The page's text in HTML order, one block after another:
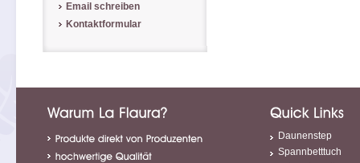
Email schreiben
Kontaktformular
Daunenstep
Spannbetttuch